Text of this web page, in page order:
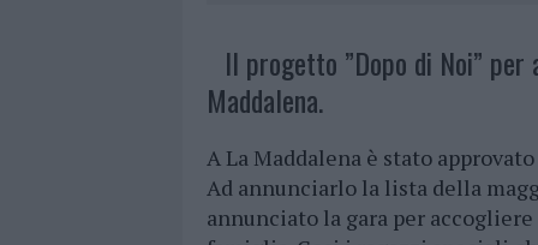
Il progetto ”Dopo di Noi”
Maddalena.
A La Maddalena è stato approvato
Ad annunciarlo la lista della
annunciato la gara per